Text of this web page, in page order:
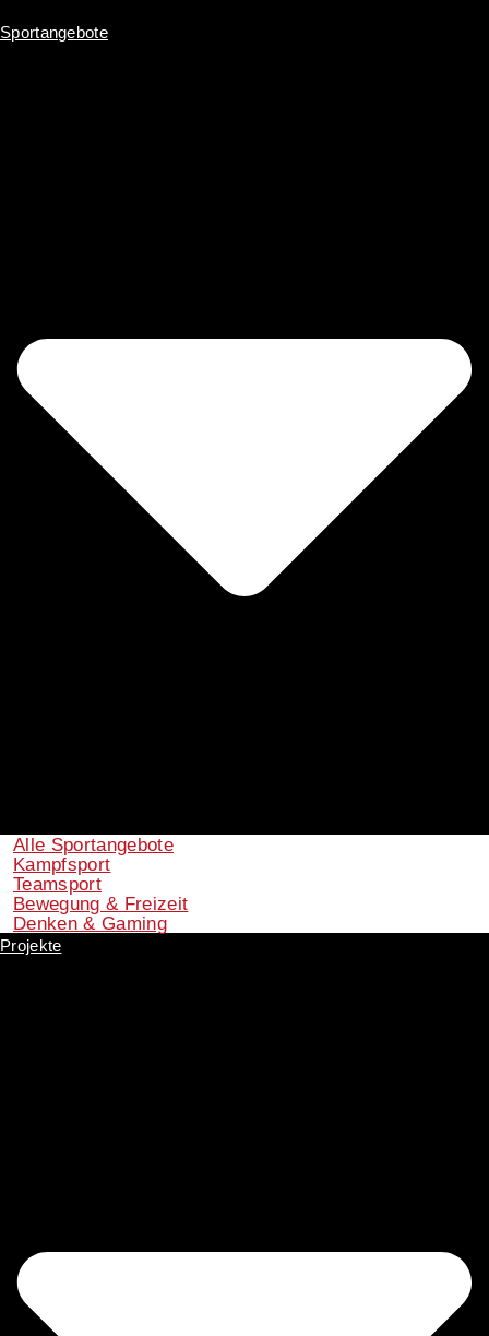
Sportangebote
Alle Sportangebote
Kampfsport
Teamsport
Bewegung & Freizeit
Denken & Gaming
Projekte